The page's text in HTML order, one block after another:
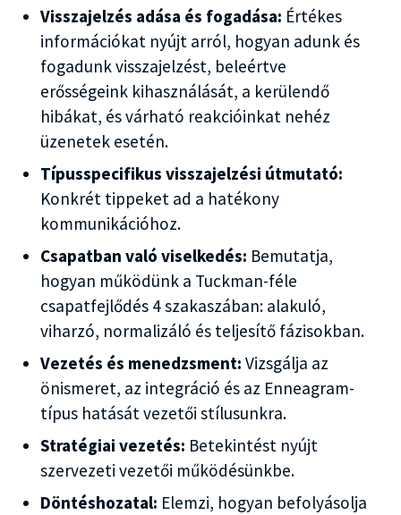
Visszajelzés adása és fogadása: Értékes
információkat nyújt arról, hogyan adunk és
fogadunk visszajelzést, beleértve
erősségeink kihasználását, a kerülendő
hibákat, és várható reakcióinkat nehéz
üzenetek esetén.
Típusspecifikus visszajelzési útmutató:
Konkrét tippeket ad a hatékony
kommunikációhoz.
Csapatban való viselkedés: Bemutatja,
hogyan működünk a Tuckman-féle
csapatfejlődés 4 szakaszában: alakuló,
viharzó, normalizáló és teljesítő fázisokban.
Vezetés és menedzsment: Vizsgálja az
önismeret, az integráció és az Enneagram-
típus hatását vezetői stílusunkra.
Stratégiai vezetés: Betekintést nyújt
szervezeti vezetői működésünkbe.
Döntéshozatal: Elemzi, hogyan befolyásolja